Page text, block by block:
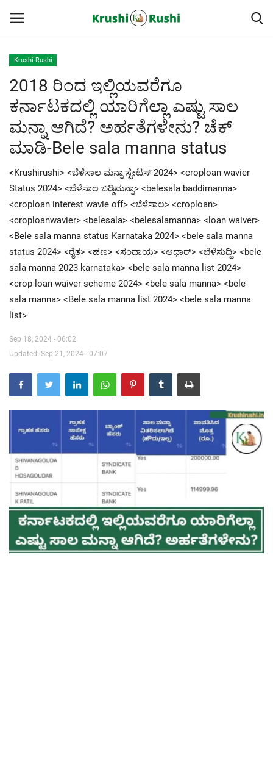
Home
Finance
Contact
ರೈತರ ಯಶೋಗಾಥೆಗಳು
Krushi Rushi
ಮುಂದಿನ 5 ದಿನಗಳ ಮಳೆ ಮಾಹಿತಿ
Gallery
Contact Us
Krushi Rushi
2018 ರಿಂದ ಇಲ್ಲಿಯವರೆಗೂ
ಕರ್ನಾಟಕದಲ್ಲಿ ಯಾರಿಗೆಲ್ಲಾ ಎಷ್ಟು ಸಾಲ
ಮನ್ನಾ ಆಗಿದೆ? ಅರ್ಹತೆಗಳೇನು? ಚೆಕ್
ಮಾಡಿ-Bele sala manna status
<Krushirushi> <ಬೆಳೆಸಾಲ ಮನ್ನಾ ಸ್ಟೇಟಸ್ 2024> <croploan wavier
Status 2024> <ಬೆಳೆಸಾಲ ಬಡ್ಡಿಮನ್ನಾ> <belesala baddimanna>
<croploan interest wavie off> <ಬೆಳೆಸಾಲ> <croploan>
<croploanwavier> <belesala> <belesalamanna> <loan waiver>
<Bele sala manna status Karnataka 2024> <bele sala manna
status 2024> <ರೈತ> <ಹಣ> <ಸಂದಾಯ> <ಆಧಾರ್> <ಬೆಳೆಸುದ್ದಿ> <bele
sala manna 2023 karnataka> <bele sala manna list 2024>
<crop loan waiver scheme 2024> <bele sala manna> <bele
sala manna> <Bele sala manna list 2024> <bele sala manna
list>
Sep 18, 2024 - 06:02
Updated: Sep 21, 2024 - 07:07